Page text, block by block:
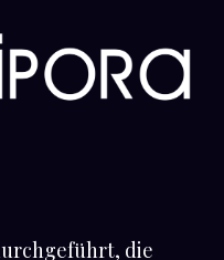
die